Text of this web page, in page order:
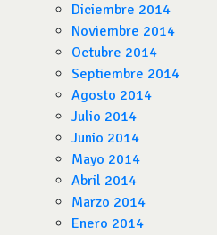
Diciembre 2014
Noviembre 2014
Octubre 2014
Septiembre 2014
Agosto 2014
Julio 2014
Junio 2014
Mayo 2014
Abril 2014
Marzo 2014
Enero 2014